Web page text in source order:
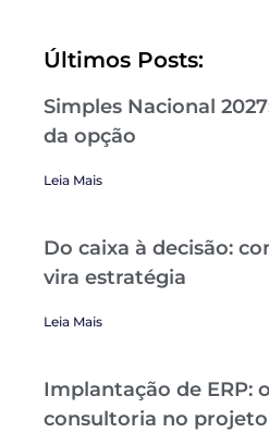
Últimos Posts:
Simples Nacional
da opção
Leia Mais
Do caixa à decisão:
vira estratégia
Leia Mais
Implantação de ERP:
consultoria no projeto